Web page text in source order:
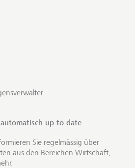
up to date
Sie regelmässig über
aus den Bereichen Wirtschaft,